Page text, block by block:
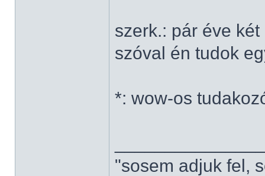
szerk.: pár éve
szóval én tudok
*: wow-os
"sosem adjuk fel,